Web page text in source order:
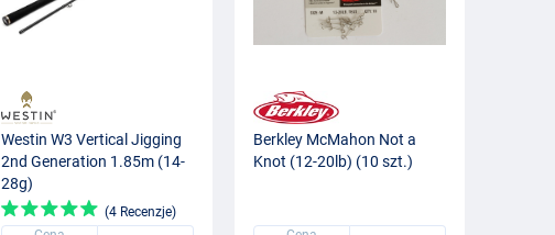
Westin W3 Vertical Jigging
2nd Generation 1.85m (14-
28g)
(4 Recenzje)
Berkley McMahon Not a
Knot (12-20lb) (10 szt.)